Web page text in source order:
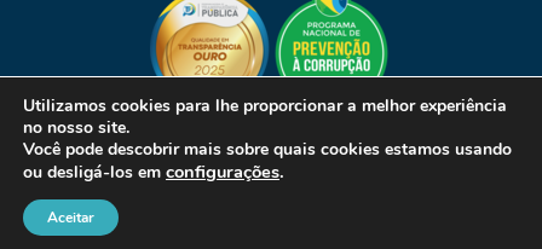
© 2026 Prefeitura Municipal de Canoas. Todos os direitos reservados.
Utilizamos cookies para lhe proporcionar a melhor experiência
no nosso site.
Você pode descobrir mais sobre quais cookies estamos usando
ou desligá-los em configurações.
Aceitar